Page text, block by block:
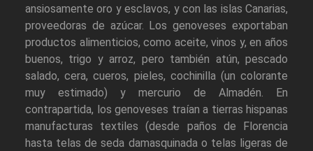
ansiosamente oro y esclavos, y con las islas Canarias,
proveedoras de azúcar. Los genoveses exportaban
productos alimenticios, como aceite, vinos y, en años
buenos, trigo y arroz, pero también atún, pescado
salado, cera, cueros, pieles, cochinilla (un colorante
muy estimado) y mercurio de Almadén. En
contrapartida, los genoveses traían a tierras hispanas
manufacturas textiles (desde paños de Florencia
hasta telas de seda damasquinada o telas ligeras de